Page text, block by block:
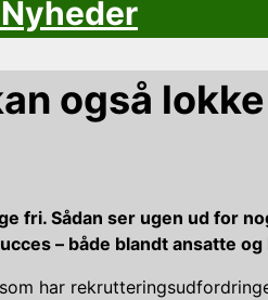
også
fri. Sådan ser ugen ud for
– både blandt ansatte og
har